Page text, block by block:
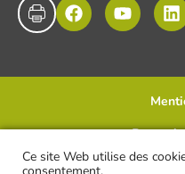
Disclaimer et